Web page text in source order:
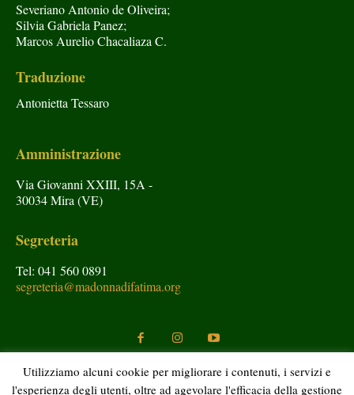
Severiano Antonio de Oliveira;
Silvia Gabriela Panez;
Marcos Aurelio Chacaliaza C.
Traduzione
Antonietta Tessaro
Amministrazione
Via Giovanni XXIII, 15A -
30034 Mira (VE)
Segreteria
Tel: 041 560 0891
segreteria@madonnadifatima.org
Utilizziamo alcuni cookie per migliorare i contenuti, i servizi e
l'esperienza degli utenti, oltre ad agevolare l'efficacia della gestione